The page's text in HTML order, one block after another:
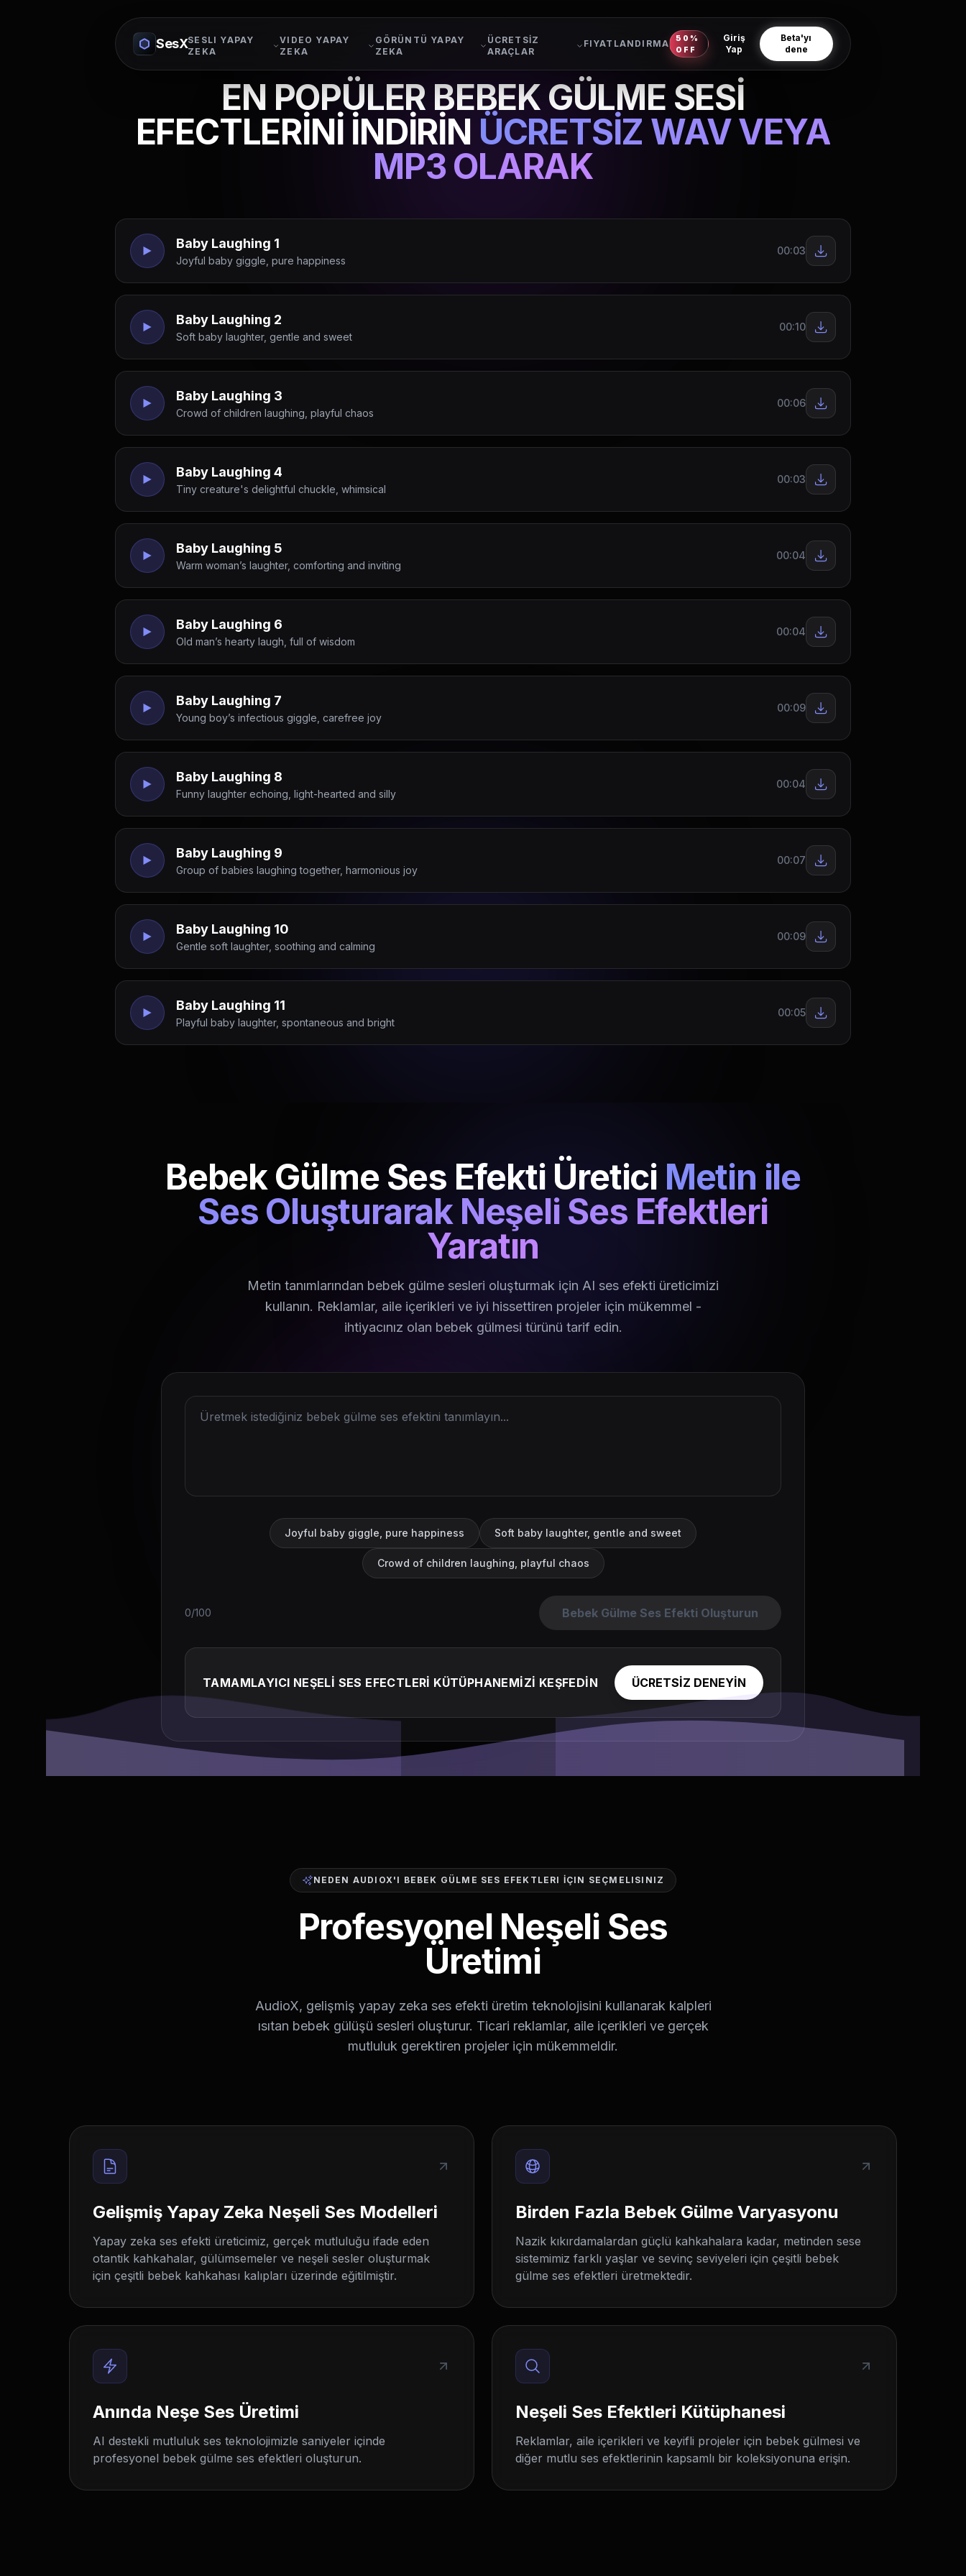
SesXSESLI YAPAY
ZEKA
VIDEO YAPAY
ZEKA
GÖRÜNTÜ YAPAY
ZEKA
ÜCRETSİZ
ARAÇLAR
FIYATLANDIRMA
50%
OFF
Giriş
Yap
Beta'yı
dene
EN POPÜLER BEBEK GÜLME SESİ
EFECTLERİNİ İNDİRİN ÜCRETSİZ WAV VEYA
MP3 OLARAK
Baby Laughing 1
Joyful baby giggle, pure happiness
00:03
Baby Laughing 2
Soft baby laughter, gentle and sweet
00:10
Baby Laughing 3
Crowd of children laughing, playful chaos
00:06
Baby Laughing 4
Tiny creature's delightful chuckle, whimsical
00:03
Baby Laughing 5
Warm woman’s laughter, comforting and inviting
00:04
Baby Laughing 6
Old man’s hearty laugh, full of wisdom
00:04
Baby Laughing 7
Young boy’s infectious giggle, carefree joy
00:09
Baby Laughing 8
Funny laughter echoing, light-hearted and silly
00:04
Baby Laughing 9
Group of babies laughing together, harmonious joy
00:07
Baby Laughing 10
Gentle soft laughter, soothing and calming
00:09
Baby Laughing 11
Playful baby laughter, spontaneous and bright
00:05
Bebek Gülme Ses Efekti Üretici Metin ile
Ses Oluşturarak Neşeli Ses Efektleri
Yaratın
Metin tanımlarından bebek gülme sesleri oluşturmak için AI ses efekti üreticimizi
kullanın. Reklamlar, aile içerikleri ve iyi hissettiren projeler için mükemmel -
ihtiyacınız olan bebek gülmesi türünü tarif edin.
Joyful baby giggle, pure happiness Soft baby laughter, gentle and sweet
Crowd of children laughing, playful chaos
0/100 Bebek Gülme Ses Efekti Oluşturun
TAMAMLAYICI NEŞELİ SES EFECTLERİ KÜTÜPHANEMİZİ KEŞFEDİN ÜCRETSİZ DENEYİN
NEDEN AUDIOX'I BEBEK GÜLME SES EFEKTLERI İÇIN SEÇMELISINIZ
Profesyonel Neşeli Ses
Üretimi
AudioX, gelişmiş yapay zeka ses efekti üretim teknolojisini kullanarak kalpleri
ısıtan bebek gülüşü sesleri oluşturur. Ticari reklamlar, aile içerikleri ve gerçek
mutluluk gerektiren projeler için mükemmeldir.
Gelişmiş Yapay Zeka Neşeli Ses Modelleri
Yapay zeka ses efekti üreticimiz, gerçek mutluluğu ifade eden
otantik kahkahalar, gülümsemeler ve neşeli sesler oluşturmak
için çeşitli bebek kahkahası kalıpları üzerinde eğitilmiştir.
Birden Fazla Bebek Gülme Varyasyonu
Nazik kıkırdamalardan güçlü kahkahalara kadar, metinden sese
sistemimiz farklı yaşlar ve sevinç seviyeleri için çeşitli bebek
gülme ses efektleri üretmektedir.
Anında Neşe Ses Üretimi
AI destekli mutluluk ses teknolojimizle saniyeler içinde
profesyonel bebek gülme ses efektleri oluşturun.
Neşeli Ses Efektleri Kütüphanesi
Reklamlar, aile içerikleri ve keyifli projeler için bebek gülmesi ve
diğer mutlu ses efektlerinin kapsamlı bir koleksiyonuna erişin.